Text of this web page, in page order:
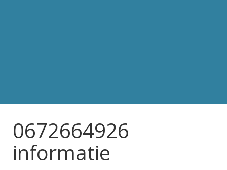
0672664926
informatie